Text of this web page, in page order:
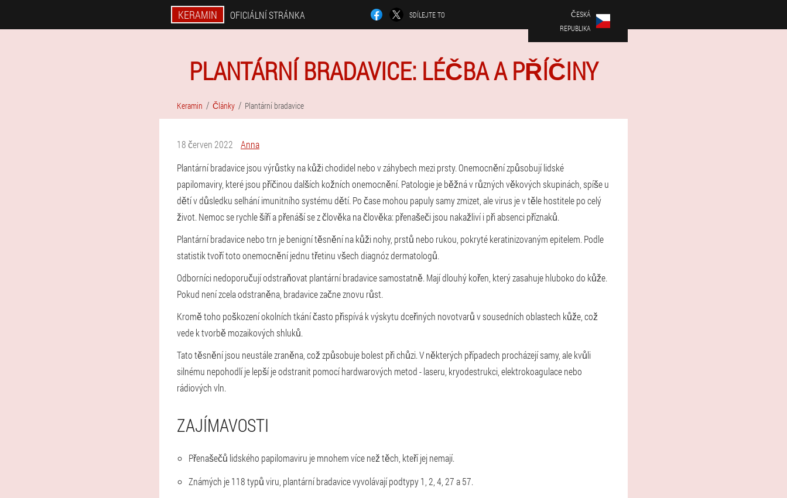
KERAMIN OFICIÁLNÍ STRÁNKA SDÍLEJTE TO
ČESKÁ
REPUBLIKA
PLANTÁRNÍ BRADAVICE: LÉČBA A PŘÍČINY
Keramin Články Plantární bradavice
18 červen 2022
Anna
Plantární bradavice jsou výrůstky na kůži chodidel nebo v záhybech mezi prsty. Onemocnění způsobují lidské
papilomaviry, které jsou příčinou dalších kožních onemocnění. Patologie je běžná v různých věkových skupinách, spíše u
dětí v důsledku selhání imunitního systému dětí. Po čase mohou papuly samy zmizet, ale virus je v těle hostitele po celý
život. Nemoc se rychle šíří a přenáší se z člověka na člověka: přenašeči jsou nakažliví i při absenci příznaků.
Plantární bradavice nebo trn je benigní těsnění na kůži nohy, prstů nebo rukou, pokryté keratinizovaným epitelem. Podle
statistik tvoří toto onemocnění jednu třetinu všech diagnóz dermatologů.
Odborníci nedoporučují odstraňovat plantární bradavice samostatně. Mají dlouhý kořen, který zasahuje hluboko do kůže.
Pokud není zcela odstraněna, bradavice začne znovu růst.
Kromě toho poškození okolních tkání často přispívá k výskytu dceřiných novotvarů v sousedních oblastech kůže, což
vede k tvorbě mozaikových shluků.
Tato těsnění jsou neustále zraněna, což způsobuje bolest při chůzi. V některých případech procházejí samy, ale kvůli
silnému nepohodlí je lepší je odstranit pomocí hardwarových metod - laseru, kryodestrukci, elektrokoagulace nebo
rádiových vln.
ZAJÍMAVOSTI
Přenašečů lidského papilomaviru je mnohem více než těch, kteří jej nemají.
Známých je 118 typů viru, plantární bradavice vyvolávají podtypy 1, 2, 4, 27 a 57.